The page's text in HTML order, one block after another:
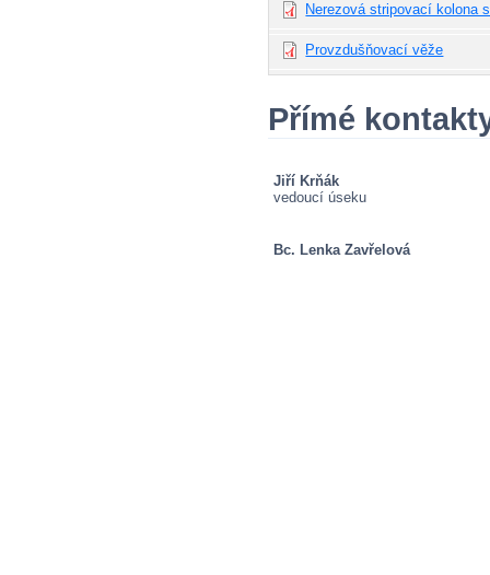
Nerezová stripovací kolona
Provzdušňovací věže
Přímé
Jiří Krňák
vedoucí úseku
Bc. Lenka Zavřelová